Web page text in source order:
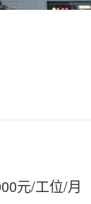
元/工位/月